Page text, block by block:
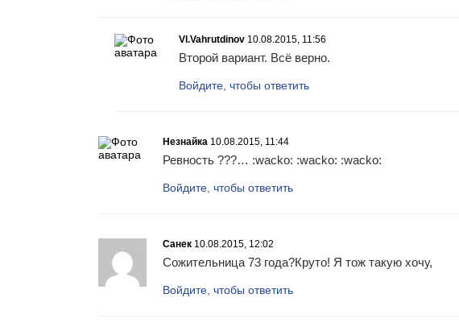
Vl.Vahrutdinov 10.08.2015, 11:56
Второй вариант. Всё верно.
Войдите, чтобы ответить
Незнайка 10.08.2015, 11:44
Ревность ???… :wacko: :wacko: :wacko:
Войдите, чтобы ответить
Санек 10.08.2015, 12:02
Сожительница 73 года?Круто! Я тож такую хочу,
Войдите, чтобы ответить